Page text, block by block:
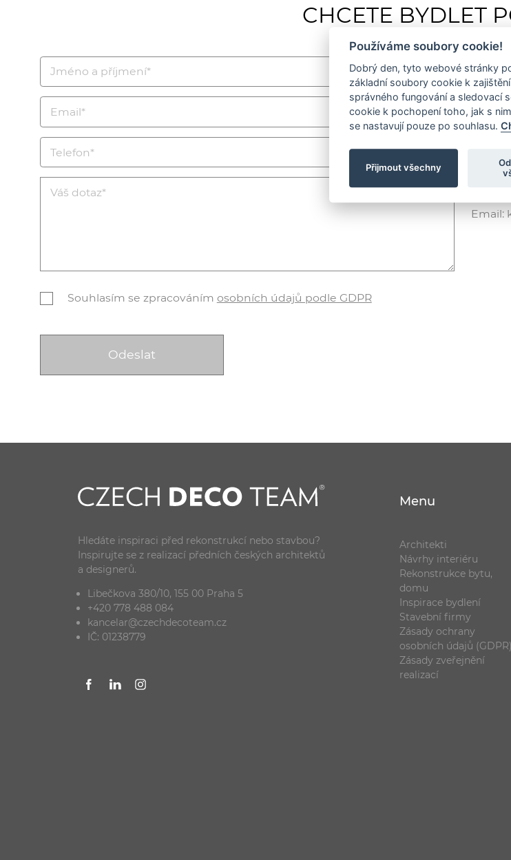
CHCETE BYDLET
Souhlasím se zpracováním osobních údajů podle GDPR
Rádi
IČ:
Email:
Hledáte inspiraci před rekonstrukcí nebo stavbou?
Inspirujte se z realizací předních českých architektů
a designerů.
Libečkova 380/10, 155 00 Praha 5
+420 778 488 084
kancelar@czechdecoteam.cz
IČ: 01238779
Menu
Architekti
Návrhy interiéru
Rekonstrukce bytu,
domu
Inspirace bydlení
Stavební firmy
Zásady ochrany
osobních údajů (GDPR)
Zásady zveřejnění
realizací
Používáme soubory cookie!
Dobrý den, tyto webové stránky
základní soubory cookie k
správného fungování a sledovací
cookie k pochopení toho, jak s
se nastavují pouze po souhlasu.
Přijmout všechny